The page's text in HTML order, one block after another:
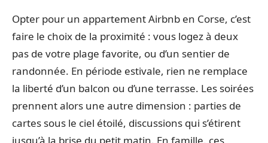
Opter pour un appartement Airbnb en Corse, c’est
faire le choix de la proximité : vous logez à deux
pas de votre plage favorite, ou d’un sentier de
randonnée. En période estivale, rien ne remplace
la liberté d’un balcon ou d’une terrasse. Les soirées
prennent alors une autre dimension : parties de
cartes sous le ciel étoilé, discussions qui s’étirent